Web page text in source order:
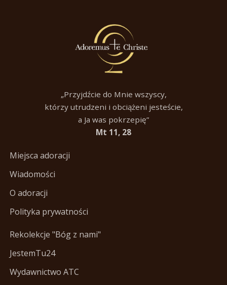
„Przyjdźcie do Mnie wszyscy,
którzy utrudzeni i obciążeni jesteście,
a Ja was pokrzepię”
Mt 11, 28
Miejsca adoracji
Wiadomości
O adoracji
Polityka prywatności
Rekolekcje "Bóg z nami"
JestemTu24
Wydawnictwo ATC